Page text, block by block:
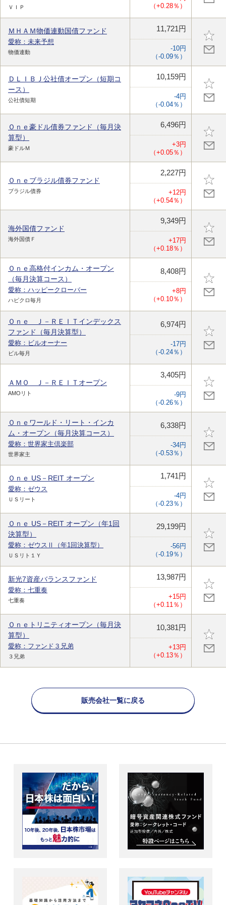
ＶＩＰ
（+0.28％）
ＭＨＡＭ物価連動国債ファンド
愛称：未来予想
物価連動
11,721円
-10円
（-0.09％）
ＤＬＩＢＪ公社債オープン（短期コ
ース）
公社債短期
10,159円
-4円
（-0.04％）
Ｏｎｅ豪ドル債券ファンド（毎月決
算型）
豪ドルＭ
6,496円
+3円
（+0.05％）
Ｏｎｅブラジル債券ファンド
ブラジル債券
2,227円
+12円
（+0.54％）
海外国債ファンド
海外国債Ｆ
9,349円
+17円
（+0.18％）
Ｏｎｅ高格付インカム・オープン
（毎月決算コース）
愛称：ハッピークローバー
ハピクロ毎月
8,408円
+8円
（+0.10％）
Ｏｎｅ Ｊ－ＲＥＩＴインデックス
ファンド（毎月決算型）
愛称：ビルオーナー
ビル毎月
6,974円
-17円
（-0.24％）
ＡＭＯ Ｊ－ＲＥＩＴオープン
AMOリト
3,405円
-9円
（-0.26％）
Ｏｎｅワールド・リート・インカ
ム・オープン（毎月決算コース）
愛称：世界家主倶楽部
世界家主
6,338円
-34円
（-0.53％）
Ｏｎｅ US－REIT オープン
愛称：ゼウス
ＵＳリート
1,741円
-4円
（-0.23％）
Ｏｎｅ US－REIT オープン（年1回
決算型）
愛称：ゼウスⅡ（年1回決算型）
ＵＳリト１Ｙ
29,199円
-56円
（-0.19％）
新光7資産バランスファンド
愛称：七重奏
七重奏
13,987円
+15円
（+0.11％）
Ｏｎｅトリニティオープン（毎月決
算型）
愛称：ファンド３兄弟
３兄弟
10,381円
+13円
（+0.13％）
販売会社一覧に戻る